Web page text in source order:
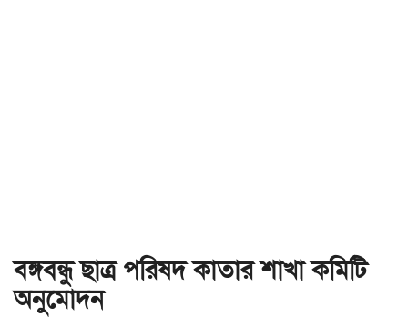
বঙ্গবন্ধু ছাত্র পরিষদ কাতার শাখা কমিটি
অনুমোদন